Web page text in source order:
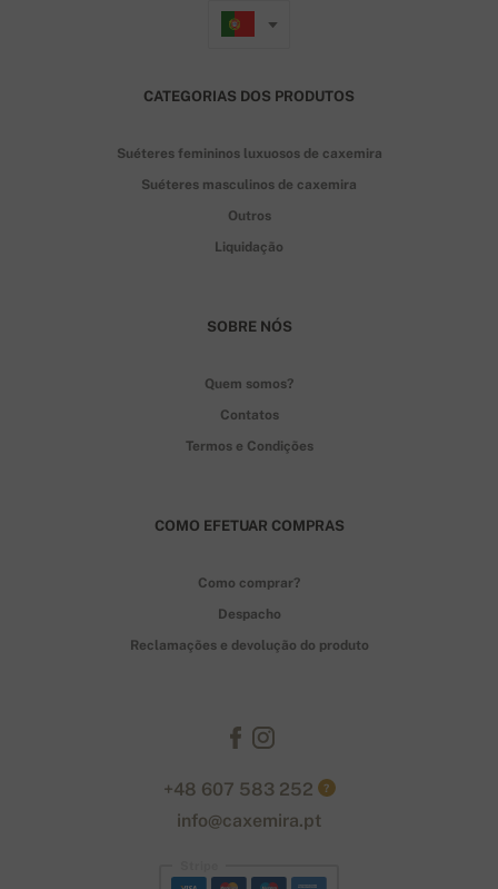
CATEGORIAS DOS PRODUTOS
Suéteres femininos luxuosos de caxemira
Suéteres masculinos de caxemira
Outros
Liquidação
SOBRE NÓS
Quem somos?
Contatos
Termos e Condições
COMO EFETUAR COMPRAS
Como comprar?
Despacho
Reclamações e devolução do produto
+48 607 583 252 ?
info@caxemira.pt